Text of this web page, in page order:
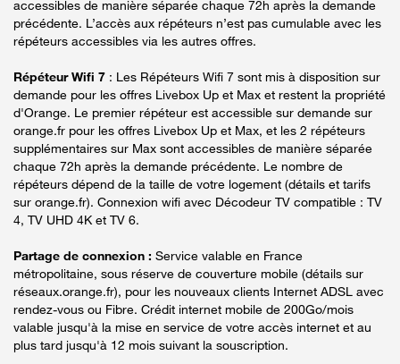
accessibles de manière séparée chaque 72h après la demande
précédente. L’accès aux répéteurs n’est pas cumulable avec les
répéteurs accessibles via les autres offres.
Répéteur Wifi 7 : Les Répéteurs Wifi 7 sont mis à disposition sur
demande pour les offres Livebox Up et Max et restent la propriété
d'Orange. Le premier répéteur est accessible sur demande sur
orange.fr pour les offres Livebox Up et Max, et les 2 répéteurs
supplémentaires sur Max sont accessibles de manière séparée
chaque 72h après la demande précédente. Le nombre de
répéteurs dépend de la taille de votre logement (détails et tarifs
sur orange.fr). Connexion wifi avec Décodeur TV compatible : TV
4, TV UHD 4K et TV 6.
Partage de connexion : Service valable en France
métropolitaine, sous réserve de couverture mobile (détails sur
réseaux.orange.fr), pour les nouveaux clients Internet ADSL avec
rendez-vous ou Fibre. Crédit internet mobile de 200Go/mois
valable jusqu'à la mise en service de votre accès internet et au
plus tard jusqu'à 12 mois suivant la souscription.